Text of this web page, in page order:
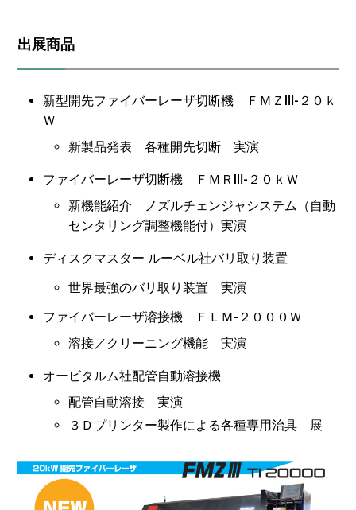
出展商品
新型開先ファイバーレーザ切断機 ＦＭＺⅢ-２０ｋ
Ｗ
新製品発表 各種開先切断 実演
ファイバーレーザ切断機 ＦＭＲⅢ-２０ｋＷ
新機能紹介 ノズルチェンジャシステム（自動
センタリング調整機能付）実演
ディスクマスター ルーベル社バリ取り装置
世界最強のバリ取り装置 実演
ファイバーレーザ溶接機 ＦＬＭ-２０００Ｗ
溶接／クリーニング機能 実演
オービタルム社配管自動溶接機
配管自動溶接 実演
３Ｄプリンター製作による各種専用治具 展